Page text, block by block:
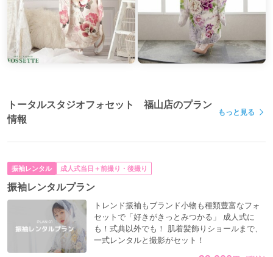
でも早く予約しすぎると好みが変わるのが不安・・・
フォセットなら
大学専門2年生の8月末まで振袖変更が無料！
他の店舗に展示中の振袖でも
トータルスタジオフォセット 福山店のプラン
情報
もっと見る
振袖レンタル 成人式当日＋前撮り・後撮り
振袖レンタルプラン
トレンド振袖もブランド小物も種類豊富なフォ
セットで「好きがきっとみつかる」 成人式に
も！式典以外でも！ 肌着髪飾りショールまで、
一式レンタルと撮影がセット！